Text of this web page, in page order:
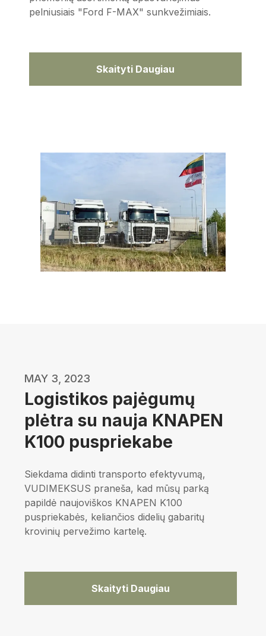
pelniusiais "Ford F-MAX" sunkvežimiais.
Skaityti Daugiau
MAY 3, 2023
Logistikos pajėgumų
plėtra su nauja KNAPEN
K100 puspriekabe
Siekdama didinti transporto efektyvumą,
VUDIMEKSUS praneša, kad mūsų parką
papildė naujoviškos KNAPEN K100
puspriekabės, keliančios didelių gabaritų
krovinių pervežimo kartelę.
Skaityti Daugiau